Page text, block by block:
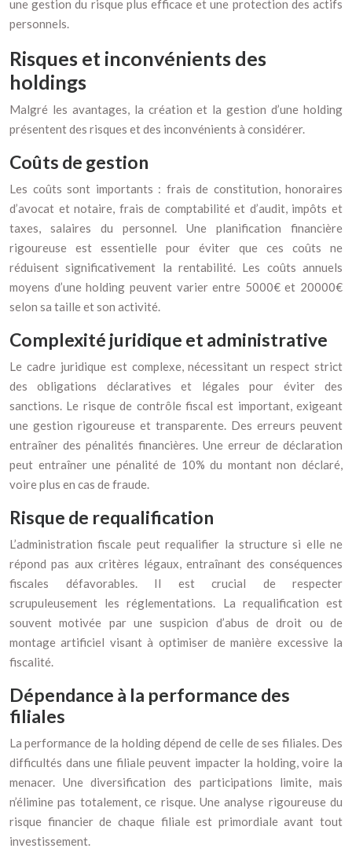
une gestion du risque plus efficace et une protection des actifs
personnels.
Risques et inconvénients des
holdings
Malgré les avantages, la création et la gestion d’une holding
présentent des risques et des inconvénients à considérer.
Coûts de gestion
Les coûts sont importants : frais de constitution, honoraires
d’avocat et notaire, frais de comptabilité et d’audit, impôts et
taxes, salaires du personnel. Une planification financière
rigoureuse est essentielle pour éviter que ces coûts ne
réduisent significativement la rentabilité. Les coûts annuels
moyens d’une holding peuvent varier entre 5000€ et 20000€
selon sa taille et son activité.
Complexité juridique et administrative
Le cadre juridique est complexe, nécessitant un respect strict
des obligations déclaratives et légales pour éviter des
sanctions. Le risque de contrôle fiscal est important, exigeant
une gestion rigoureuse et transparente. Des erreurs peuvent
entraîner des pénalités financières. Une erreur de déclaration
peut entraîner une pénalité de 10% du montant non déclaré,
voire plus en cas de fraude.
Risque de requalification
L’administration fiscale peut requalifier la structure si elle ne
répond pas aux critères légaux, entraînant des conséquences
fiscales défavorables. Il est crucial de respecter
scrupuleusement les réglementations. La requalification est
souvent motivée par une suspicion d’abus de droit ou de
montage artificiel visant à optimiser de manière excessive la
fiscalité.
Dépendance à la performance des
filiales
La performance de la holding dépend de celle de ses filiales. Des
difficultés dans une filiale peuvent impacter la holding, voire la
menacer. Une diversification des participations limite, mais
n’élimine pas totalement, ce risque. Une analyse rigoureuse du
risque financier de chaque filiale est primordiale avant tout
investissement.